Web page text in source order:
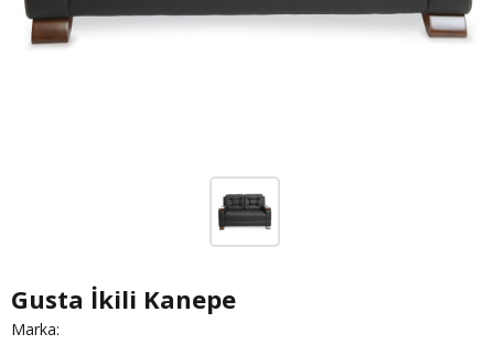
Gusta İkili Kanepe
Marka: